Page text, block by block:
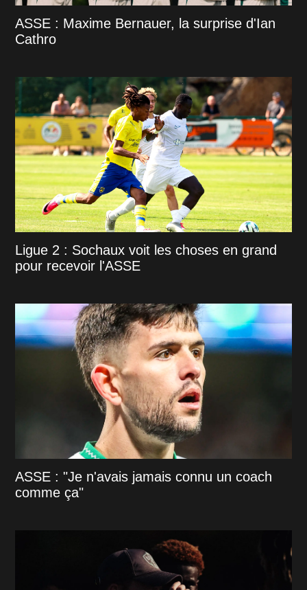
ASSE : Maxime Bernauer, la surprise d'Ian
Cathro
Ligue 2 : Sochaux voit les choses en grand
pour recevoir l'ASSE
ASSE : "Je n'avais jamais connu un coach
comme ça"